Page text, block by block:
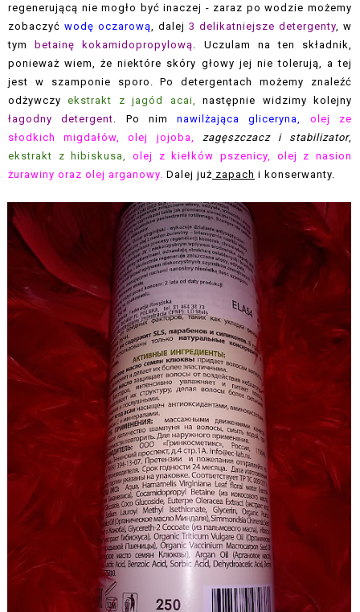
regenerującą nie mogło być inaczej - zaraz po wodzie możemy
zobaczyć wodę oczarową , dalej 3 delikatniejsze detergenty , w
tym
betainę kokamidopropylową . Uczulam na ten składnik,
ponieważ wiem, że niektóre skóry głowy jej nie tolerują, a tej
jest w szamponie sporo. Po detergentach możemy znaleźć
odżywczy
ekstrakt z jagód acai ,następnie widzimy kolejny
łagodny detergent . Po nim nawilżająca gliceryna,
olej ze
słodkich migdałów, olej jojoba, zagęszczacz i stabilizator,
ekstrakt z hibiskusa,
olej z kiełków pszenicy, olej z nasion
żurawiny oraz olej arganowy. Dalej już zapach i konserwanty.